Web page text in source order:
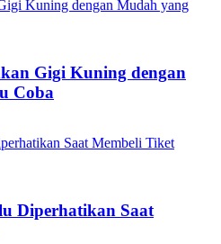
Gigi Kuning dengan
Coba
Diperhatikan Saat